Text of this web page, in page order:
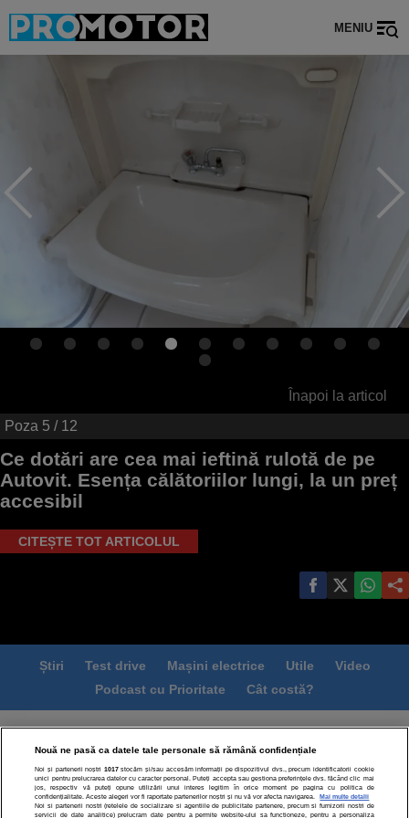
MENIU
Înapoi la articol
Poza 5 / 12
Ce dotări are cea mai ieftină rulotă de pe
Autovit. Esența călătoriilor lungi, la un preț
accesibil
CITEȘTE TOT ARTICOLUL
Știri Test drive Mașini electrice Utile
Video
Podcast cu Prioritate
Cât costă?
Termeni si conditii
Politica de confidentialitate
Politica de cookies
Echipa editorială
Contact
Modifică Setările
Nouă ne pasă ca datele tale personale să rămână confidențiale
Noi și partenerii noștri 1017stocăm și/sau accesăm informații pe dispozitivul dvs., precum identificatorii cookie
unici pentru prelucrarea datelor cu caracter personal. Puteți accepta sau gestiona preferințele dvs. făcând clic mai
jos, respectiv vă puteți opune utilizării unui interes legitim în orice moment pe pagina cu politica de
confidențialitate. Aceste alegeri vor fi raportate partenerilor noștri și nu vă vor afecta navigarea.
Mai multe detalii
Noi si partenerii nostri (retelele de socializare si agentiile de publicitate partenere, precum si furnizorii nostri de
servicii de date analitice) prelucram date pentru a permite website-ului sa functioneze, pentru a personaliza